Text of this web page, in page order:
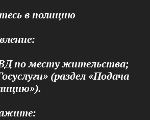
в полицию
по месту жительства;
(раздел «Подача